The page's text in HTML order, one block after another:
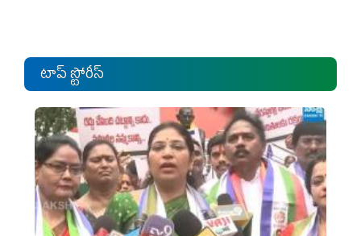
టాప్ స్టోరీస్